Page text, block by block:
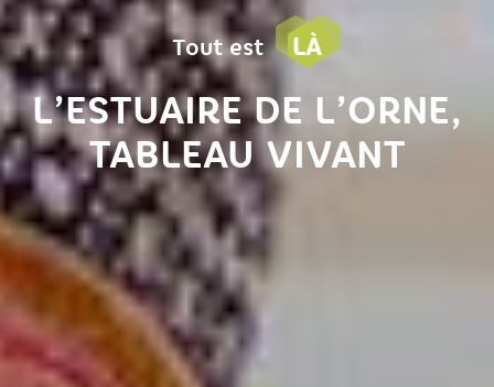
Tout est LÀ
L’ESTUAIRE DE L’ORNE,
TABLEAU VIVANT